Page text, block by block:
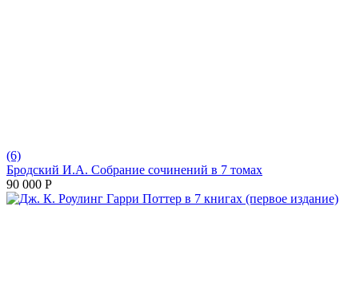
(6)
Бродский И.А. Собрание сочинений в 7 томах
90 000 Р